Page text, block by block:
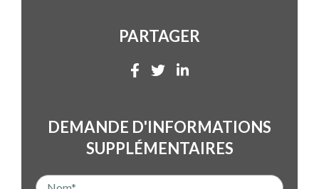
PARTAGER
DEMANDE D'INFORMATIONS
SUPPLÉMENTAIRES